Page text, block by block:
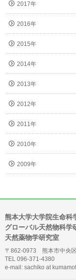
2017年
2016年
2015年
2014年
2013年
2012年
2011年
2010年
2009年
熊本大学大学院生命科
グローバル天然物科学
天然薬物学研究室
〒862-0973 熊本市中央
TEL 096-371-4380
e-mail: sachiko at